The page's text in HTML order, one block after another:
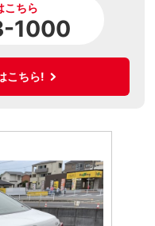
こちら
1000
こちら!